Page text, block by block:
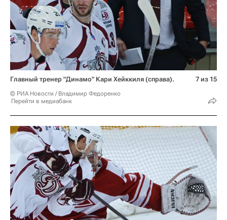
Главный тренер "Динамо" Кари Хейккиля (справа).
© РИА Новости / Владимир Федоренко
Перейти в медиабанк
7 из 15